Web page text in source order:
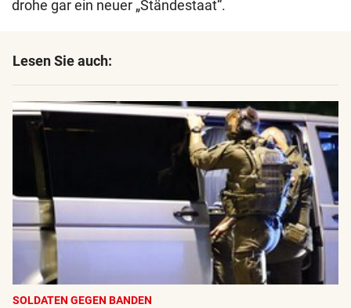
drohe gar ein neuer „Ständestaat“.
Lesen Sie auch:
SOLDATEN GEGEN BANDEN